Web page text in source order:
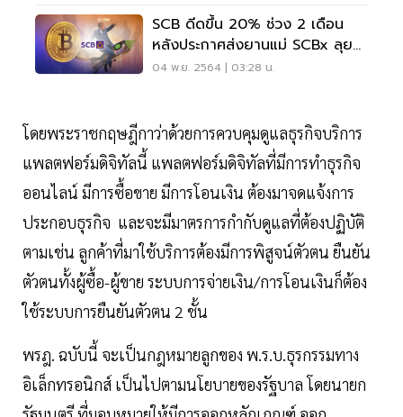
SCB ดีดขึ้น 20% ช่วง 2 เดือน
หลังประกาศส่งยานแม่ SCBx ลุย
ดิจิทัล
04 พ.ย. 2564 | 03:28 น.
โดยพระราชกฤษฎีกาว่าด้วยการควบคุมดูแลธุรกิจบริการ
แพลตฟอร์มดิจิทัลนี้ แพลตฟอร์มดิจิทัลที่มีการทำธุรกิจ
ออนไลน์ มีการซื้อขาย มีการโอนเงิน ต้องมาจดแจ้งการ
ประกอบธุรกิจ และจะมีมาตรการกำกับดูแลที่ต้องปฏิบัติ
ตามเช่น ลูกค้าที่มาใช้บริการต้องมีการพิสูจน์ตัวตน ยืนยัน
ตัวตนทั้งผู้ซื้อ-ผู้ขาย ระบบการจ่ายเงิน/การโอนเงินก็ต้อง
ใช้ระบบการยืนยันตัวตน 2 ชั้น
พรฎ. ฉบับนี้ จะเป็นกฎหมายลูกของ พ.ร.บ.ธุรกรรมทาง
อิเล็กทรอนิกส์ เป็นไปตามนโยบายของรัฐบาล โดยนายก